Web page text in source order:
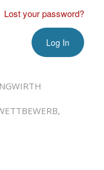
Lost your password?
,